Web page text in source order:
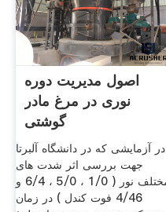
اصول مدیریت دوره
نوری در مرغ مادر
گوشتی
در آزمایشی که در دانشگاه آلبرتا
جهت بررسی اثر شدت های
مختلف نور ( 1/0 ، 5/0 ، 6/4 و
4/46 فوت کندل ) در زمان